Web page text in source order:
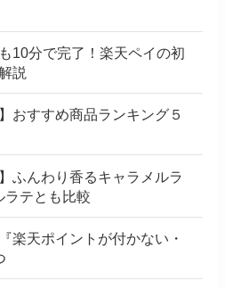
10分で完了！楽天ペイの初
説
おすすめ商品ランキング５
ふんわり香るキャラメルラ
ラテとも比較
楽天ポイントが付かない・